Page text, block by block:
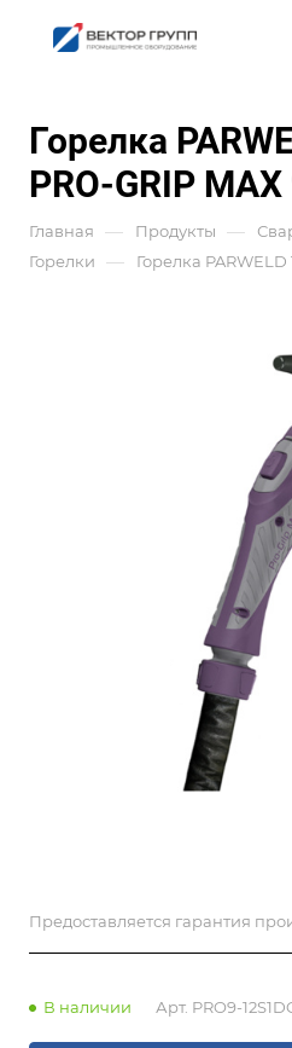
Горелка
PRO-GRIP
Главная — Продукты —
Горелки — Горелка PARWELD
Предоставляется гарантия
В наличии Арт. PRO9-